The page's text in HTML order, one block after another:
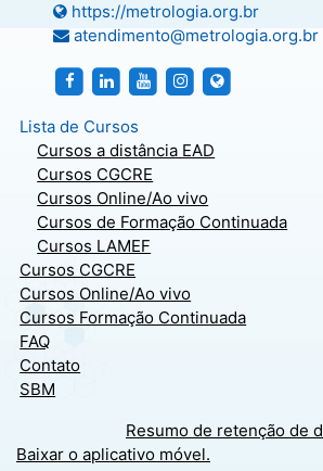
https://metrologia.org.br
atendimento@metrologia.org.br
http://facebook.com/
https://br.linkedin.com/
http://facebook.com/
http://
Lista de Cursos
Cursos a distância EAD
Cursos CGCRE
Cursos Online/Ao vivo
Cursos de Formação Continuada
Cursos LAMEF
Cursos CGCRE
Cursos Online/Ao vivo
Cursos Formação Continuada
FAQ
Contato
SBM
Resumo de retenção de
Baixar o aplicativo móvel.